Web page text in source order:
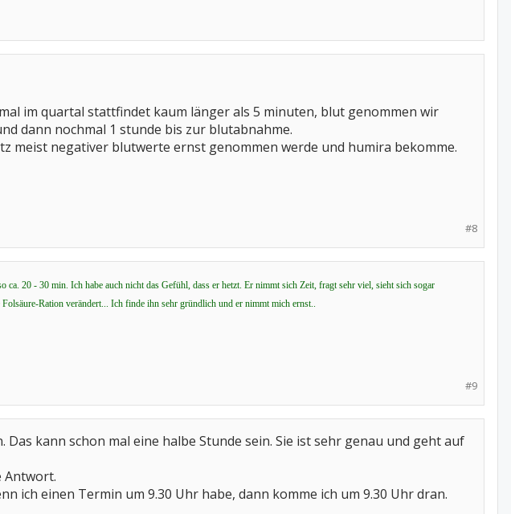
im quartal stattfindet kaum länger als 5 minuten, blut genommen wir
dann nochmal 1 stunde bis zur blutabnahme.
meist negativer blutwerte ernst genommen werde und humira bekomme.
#8
20 - 30 min. Ich habe auch nicht das Gefühl, dass er hetzt. Er nimmt sich Zeit, fragt sehr viel, sieht sich sogar
Ration verändert... Ich finde ihn sehr gründlich und er nimmt mich ernst..
#9
kann schon mal eine halbe Stunde sein. Sie ist sehr genau und geht auf
Antwort.
ich einen Termin um 9.30 Uhr habe, dann komme ich um 9.30 Uhr dran.